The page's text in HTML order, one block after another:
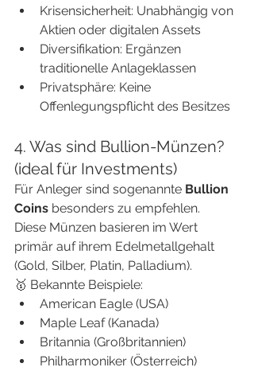
Krisensicherheit: Unabhängig von
Aktien oder digitalen Assets
Diversifikation: Ergänzen
traditionelle Anlageklassen
Privatsphäre: Keine
Offenlegungspflicht des Besitzes
4. Was sind Bullion-Münzen?
(ideal für Investments)
Für Anleger sind sogenannte Bullion
Coins besonders zu empfehlen.
Diese Münzen basieren im Wert
primär auf ihrem Edelmetallgehalt
(Gold, Silber, Platin, Palladium).
🥇 Bekannte Beispiele:
American Eagle (USA)
Maple Leaf (Kanada)
Britannia (Großbritannien)
Philharmoniker (Österreich)